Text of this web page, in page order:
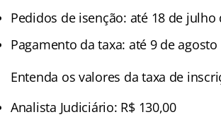
Pedidos de isenção: até 18 de julho
Pagamento da taxa: até 9 de agosto
Entenda os valores da taxa de
Analista Judiciário: R$ 130,00